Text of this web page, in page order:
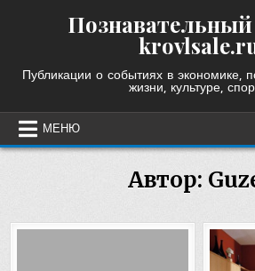
Публикации о событиях в экономике,
жизни, культуре,
МЕНЮ
Автор: